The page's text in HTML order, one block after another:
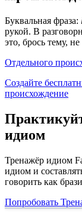
Буквальная фраза:
рукой. В
это, брось тему,
Отдельного
Создайте
происхождение
идиом
Тренажёр идиом
идиом и
говорить как
Попробовать